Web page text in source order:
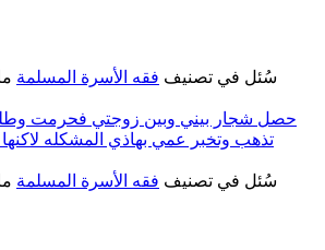
سُئل في تصنيف فقه الأسرة المسلمة
تذهب وتخبر عمي بهاذي المشكله
سُئل في تصنيف فقه الأسرة المسلمة